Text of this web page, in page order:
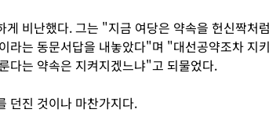
비난했다. 그는 "지금 여당은 약속을 헌신짝처럼
라는 동문서답을 내놓았다"며 "대선공약조차 지키
다는 약속은 지켜지겠느냐"고 되물었다.
던진 것이나 마찬가지다.